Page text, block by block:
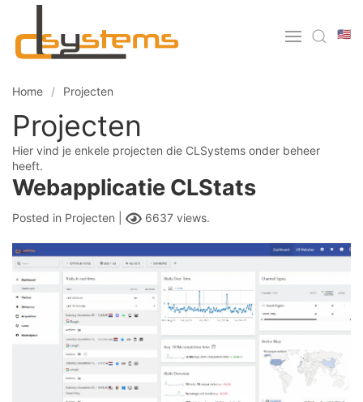
🇺🇸
Home Projecten
Projecten
Hier vind je enkele projecten die CLSystems onder beheer
heeft.
Webapplicatie CLStats
Posted in Projecten | 6637 views.